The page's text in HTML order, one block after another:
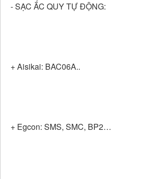
- SẠC ẮC QUY TỰ ĐỘNG:
+ Aisikai: BAC06A..
+ Egcon: SMS, SMC, BP2…